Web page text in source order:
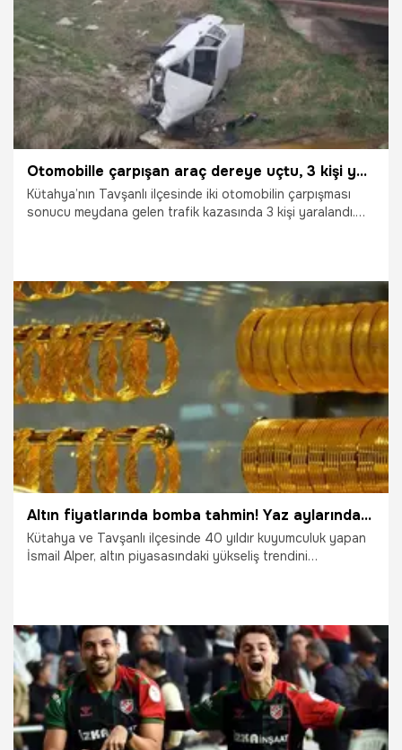
Gündem
Otomobille çarpışan araç dereye uçtu, 3 kişi yaralandı
Kütahya’nın Tavşanlı ilçesinde iki otomobilin çarpışması
sonucu meydana gelen trafik kazasında 3 kişi yaralandı.
6.03.2026 Gündem
Altın fiyatlarında bomba tahmin! Yaz aylarında fiyatlar 9 bin TL olacak
Kütahya ve Tavşanlı ilçesinde 40 yıldır kuyumculuk yapan
İsmail Alper, altın piyasasındaki yükseliş trendini
ulaşabileceğini öngördüğünü söyledi.
17.01.2026 Ekonomi